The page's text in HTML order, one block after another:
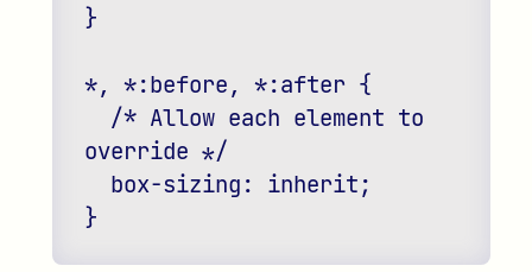
}
*, *:before, *:after {
override */